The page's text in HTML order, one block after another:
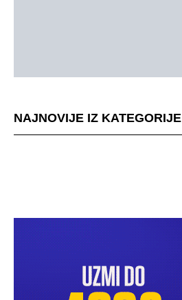
NAJNOVIJE IZ KATEGORIJE